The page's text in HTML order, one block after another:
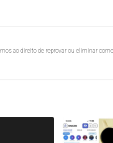
ao direito de reprovar ou eliminar